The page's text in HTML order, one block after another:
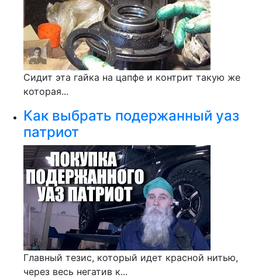
Сидит эта гайка на цапфе и контрит такую же
которая...
Как выбрать подержанный уаз
патриот
Главный тезис, который идет красной нитью,
через весь негатив к...